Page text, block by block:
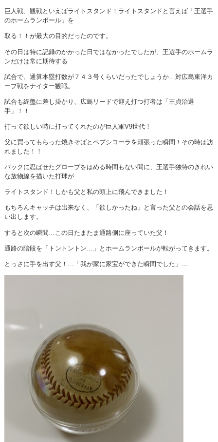
巨人戦、観戦といえばライトスタンド！ライトスタンドと言えば「王選手
のホームランボール」を
取る！！が最大の目的だったのです。
その日は特に記録のかかった日ではなかったでしたが、王選手のホームラ
ンだけは常に期待する
試合で、通算本塁打数が７４３号くらいだったでしょうか…対広島東洋カ
ープ戦をナイター観戦。
試合も終盤に差し掛かり、広島リードで迎え打つ打者は「王貞治選
手」！！
打って欲しい時に打ってくれたのが巨人軍V9世代！
父に買ってもらった焼きそばとペプシコーラを頬張った瞬間！その時は訪
れました！！
バックに忍ばせたグローブをはめる時間もない間に、王選手独特のきれい
な放物線を描いた打球が
ライトスタンド！しかも父と私の頭上に飛んできました！
もちろんキャッチは出来なく、「欲しかったね」と言った父との会話を思
い出します。
すると次の瞬間…この日たまたま通路側に座っていた父！
通路の階段を「トントントン…」とホームランボールが転がってきます。
とっさに手を出す父！…「我が家に家宝ができた瞬間でした」…